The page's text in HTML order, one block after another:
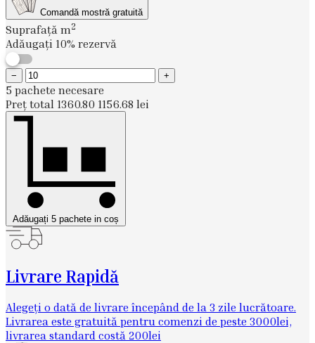
Comandă mostră gratuită
Suprafață m2
Adăugați 10% rezervă
− +
5 pachete necesare
Preț total 1360.80 1156.68 lei
Adăugați 5 pachete in coș
Livrare Rapidă
Alegeți o dată de livrare începând de la 3 zile lucrătoare.
Livrarea este gratuită pentru comenzi de peste 3000lei,
livrarea standard costă 200lei